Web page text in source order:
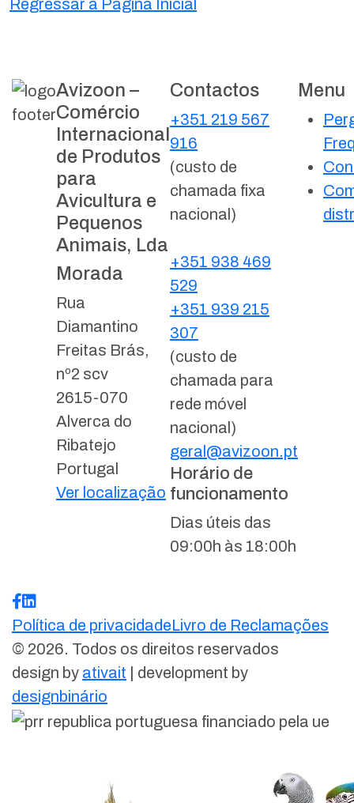
Regressar à Página Inicial
Avizoon –
Comércio
Internacional
de Produtos
para
Avicultura e
Pequenos
Animais, Lda
Morada
Rua
Diamantino
Freitas Brás,
nº2 scv
2615-070
Alverca do
Ribatejo
Portugal
Ver localização
Contactos
+351 219 567
916
(custo de
chamada fixa
nacional)
+351 938 469
529
+351 939 215
307
(custo de
chamada para
rede móvel
nacional)
geral@avizoon.pt
Horário de
funcionamento
Dias úteis das
09:00h às 18:00h
Menu
Política de privacidadeLivro de Reclamações
© 2026. Todos os direitos reservados
design by ativait | development by
designbinário